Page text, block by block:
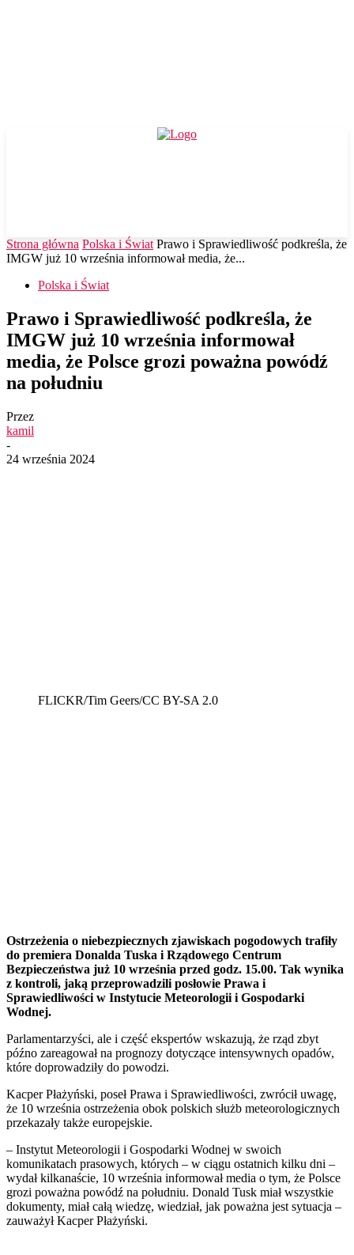
Strona główna Polska i Świat Prawo i Sprawiedliwość podkreśla, że
IMGW już 10 września informował media, że...
Polska i Świat
Prawo i Sprawiedliwość podkreśla, że
IMGW już 10 września informował
media, że Polsce grozi poważna powódź
na południu
Przez
kamil
-
24 września 2024
FLICKR/Tim Geers/CC BY-SA 2.0
Ostrzeżenia o niebezpiecznych zjawiskach pogodowych trafiły
do premiera Donalda Tuska i Rządowego Centrum
Bezpieczeństwa już 10 września przed godz. 15.00. Tak wynika
z kontroli, jaką przeprowadzili posłowie Prawa i
Sprawiedliwości w Instytucie Meteorologii i Gospodarki
Wodnej.
Parlamentarzyści, ale i część ekspertów wskazują, że rząd zbyt
późno zareagował na prognozy dotyczące intensywnych opadów,
które doprowadziły do powodzi.
Kacper Płażyński, poseł Prawa i Sprawiedliwości, zwrócił uwagę,
że 10 września ostrzeżenia obok polskich służb meteorologicznych
przekazały także europejskie.
– Instytut Meteorologii i Gospodarki Wodnej w swoich
komunikatach prasowych, których – w ciągu ostatnich kilku dni –
wydał kilkanaście, 10 września informował media o tym, że Polsce
grozi poważna powódź na południu. Donald Tusk miał wszystkie
dokumenty, miał całą wiedzę, wiedział, jak poważna jest sytuacja –
zauważył Kacper Płażyński.